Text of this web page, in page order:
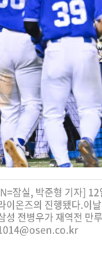
잠실, 박준형 기자]
이온즈의 진행됐다.이
성 전병우가 재역전 만